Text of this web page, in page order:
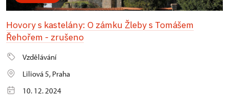
Hovory s kastelány: O zámku Žleby s Tomášem
Řehořem - zrušeno
Vzdělávání
Liliová 5, Praha
10. 12. 2024